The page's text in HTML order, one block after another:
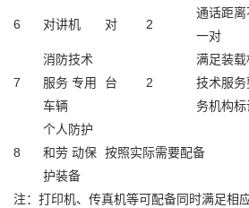
6 对讲机 对 2
通话距
一对
7
消防技术
服务 专用
车辆
台 2
满足装
技术服
务机构标
8
个人防护
和劳 动保
护装备
按照实际需要配备
注：打印机、传真机等可配备同时满足相